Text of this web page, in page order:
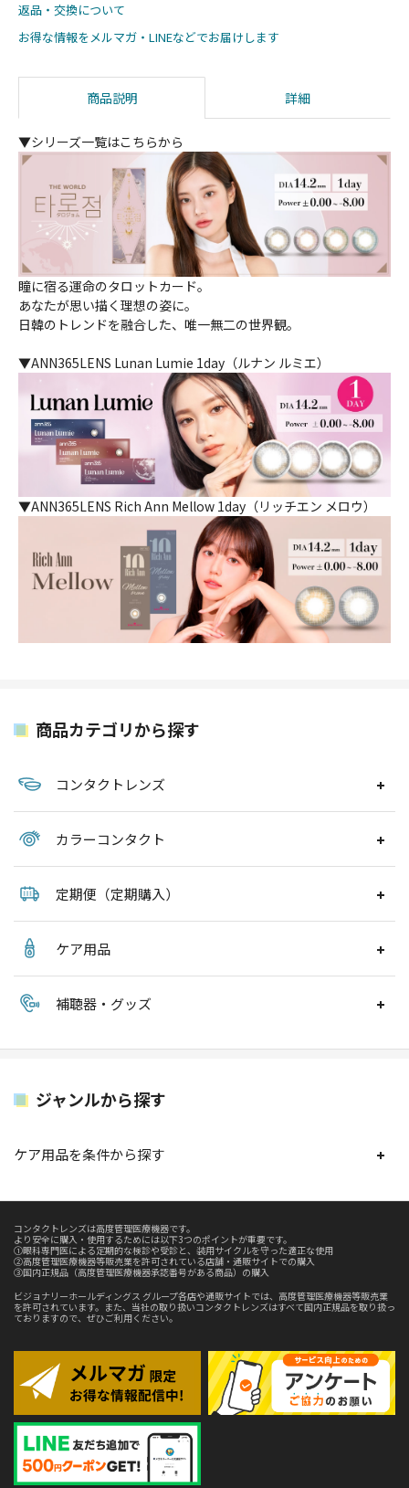
返品・交換について
お得な情報をメルマガ・LINEなどでお届けします
商品説明 詳細
▼シリーズ一覧はこちらから
瞳に宿る運命のタロットカード。
あなたが思い描く理想の姿に。
日韓のトレンドを融合した、唯一無二の世界観。
▼ANN365LENS Lunan Lumie 1day（ルナン ルミエ）
▼ANN365LENS Rich Ann Mellow 1day（リッチエン メロウ）
商品カテゴリから探す
コンタクトレンズ
カラーコンタクト
定期便（定期購入）
ケア用品
補聴器・グッズ
ジャンルから探す
ケア用品を条件から探す
コンタクトレンズは高度管理医療機器です。
より安全に購入・使用するためには以下3つのポイントが重要です。
①眼科専門医による定期的な検診や受診と、装用サイクルを守った適正な使用
②高度管理医療機器等販売業を許可されている店舗・通販サイトでの購入
③国内正規品（高度管理医療機器承認番号がある商品）の購入
ビジョナリーホールディングス グループ各店や通販サイトでは、高度管理医療機器等販売業
を許可されています。また、当社の取り扱いコンタクトレンズはすべて国内正規品を取り扱っ
ておりますので、ぜひご利用ください。